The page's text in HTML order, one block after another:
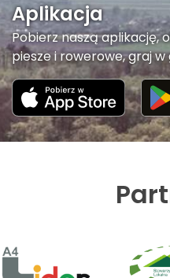
Aplikacja
Pobierz naszą aplikację,
piesze i rowerowe, graj